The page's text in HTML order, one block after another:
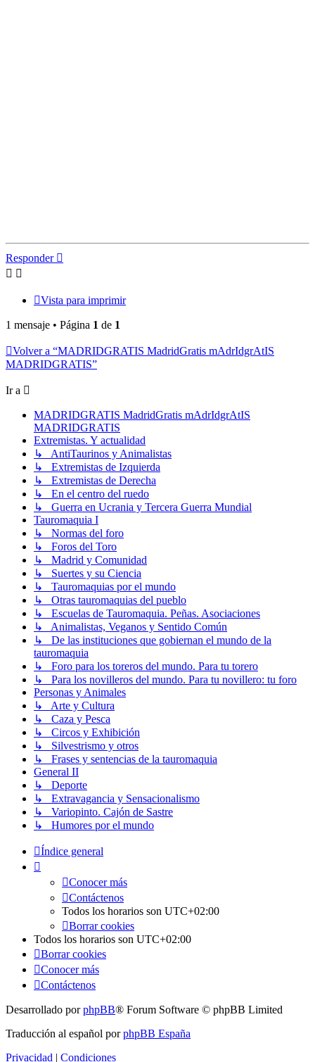
Responder
Vista para imprimir
1 mensaje • Página 1 de 1
Volver a “MADRIDGRATIS MadridGratis mAdrIdgrAtIS
MADRIDGRATIS”
Ir a
MADRIDGRATIS MadridGratis mAdrIdgrAtIS
MADRIDGRATIS
Extremistas. Y actualidad
↳ AntiTaurinos y Animalistas
↳ Extremistas de Izquierda
↳ Extremistas de Derecha
↳ En el centro del ruedo
↳ Guerra en Ucrania y Tercera Guerra Mundial
Tauromaquia I
↳ Normas del foro
↳ Foros del Toro
↳ Madrid y Comunidad
↳ Suertes y su Ciencia
↳ Tauromaquias por el mundo
↳ Otras tauromaquias del pueblo
↳ Escuelas de Tauromaquia. Peñas. Asociaciones
↳ Animalistas, Veganos y Sentido Común
↳ De las instituciones que gobiernan el mundo de la
tauromaquia
↳ Foro para los toreros del mundo. Para tu torero
↳ Para los novilleros del mundo. Para tu novillero: tu foro
Personas y Animales
↳ Arte y Cultura
↳ Caza y Pesca
↳ Circos y Exhibición
↳ Silvestrismo y otros
↳ Frases y sentencias de la tauromaquia
General II
↳ Deporte
↳ Extravagancia y Sensacionalismo
↳ Variopinto. Cajón de Sastre
↳ Humores por el mundo
Índice general
Conocer más
Contáctenos
Todos los horarios son UTC+02:00
Borrar cookies
Todos los horarios son UTC+02:00
Borrar cookies
Conocer más
Contáctenos
Desarrollado porphpBB® Forum Software © phpBB Limited
Traducción al español porphpBB España
Privacidad | Condiciones